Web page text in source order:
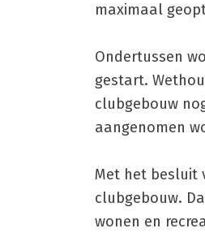
maximaal
Ondertussen
gestart.
clubgebouw
aangenomen
Met het besluit
clubgebouw.
wonen en